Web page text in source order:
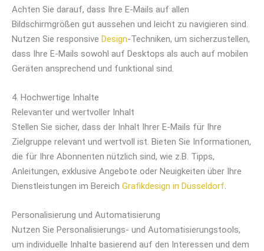
Achten Sie darauf, dass Ihre E-Mails auf allen
Bildschirmgrößen gut aussehen und leicht zu navigieren sind.
Nutzen Sie responsive Design-Techniken, um sicherzustellen,
dass Ihre E-Mails sowohl auf Desktops als auch auf mobilen
Geräten ansprechend und funktional sind.
4. Hochwertige Inhalte
Relevanter und wertvoller Inhalt
Stellen Sie sicher, dass der Inhalt Ihrer E-Mails für Ihre
Zielgruppe relevant und wertvoll ist. Bieten Sie Informationen,
die für Ihre Abonnenten nützlich sind, wie z.B. Tipps,
Anleitungen, exklusive Angebote oder Neuigkeiten über Ihre
Dienstleistungen im Bereich Grafikdesign in Düsseldorf.
Personalisierung und Automatisierung
Nutzen Sie Personalisierungs- und Automatisierungstools,
um individuelle Inhalte basierend auf den Interessen und dem